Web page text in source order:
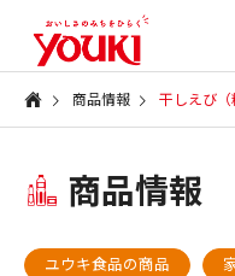
商品情報 干しえび（
商品情報
ユウキ食品の商品